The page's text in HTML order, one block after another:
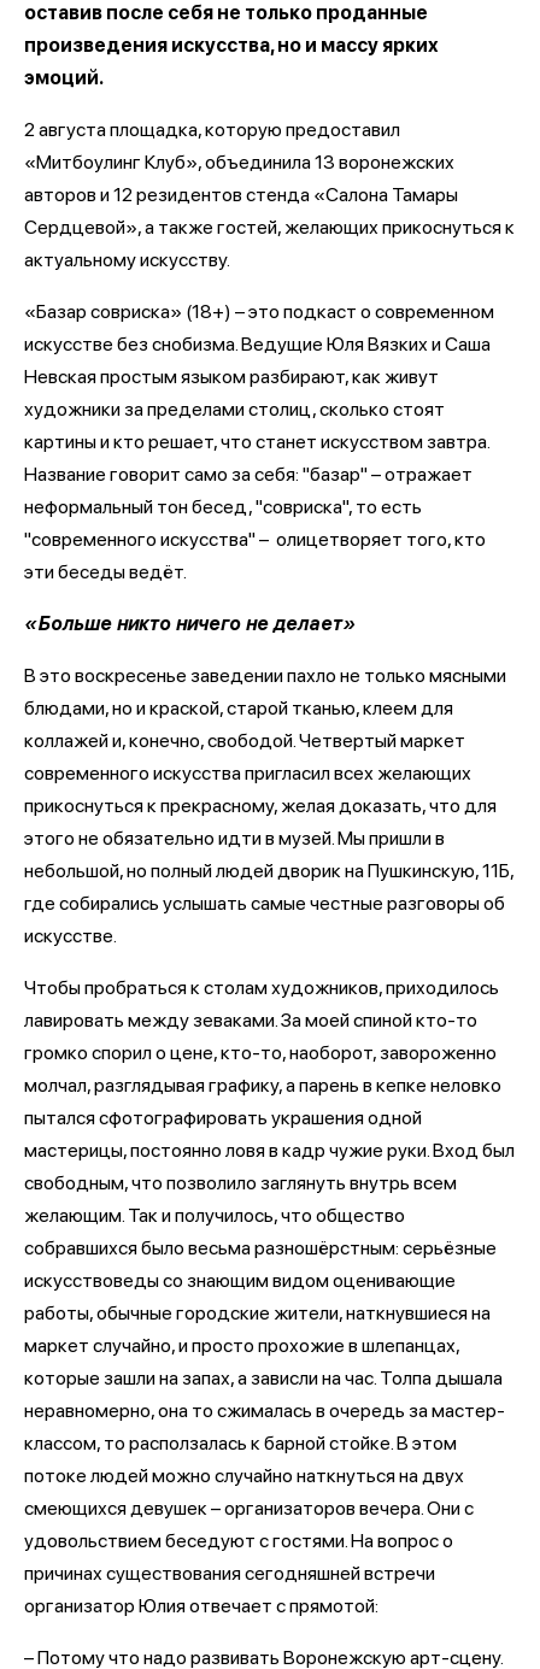
оставив после себя не только проданные
произведения искусства, но и массу ярких
эмоций.
2 августа площадка, которую предоставил
«Митбоулинг Клуб», объединила 13 воронежских
авторов и 12 резидентов стенда «Салона Тамары
Сердцевой», а также гостей, желающих прикоснуться к
актуальному искусству.
«Базар совриска» (18+) – это подкаст о современном
искусстве без снобизма. Ведущие Юля Вязких и Саша
Невская простым языком разбирают, как живут
художники за пределами столиц, сколько стоят
картины и кто решает, что станет искусством завтра.
Название говорит само за себя: "базар" – отражает
неформальный тон бесед, "совриска", то есть
"современного искусства" – олицетворяет того, кто
эти беседы ведёт.
«Больше никто ничего не делает»
В это воскресенье заведении пахло не только мясными
блюдами, но и краской, старой тканью, клеем для
коллажей и, конечно, свободой. Четвертый маркет
современного искусства пригласил всех желающих
прикоснуться к прекрасному, желая доказать, что для
этого не обязательно идти в музей. Мы пришли в
небольшой, но полный людей дворик на Пушкинскую, 11Б,
где собирались услышать самые честные разговоры об
искусстве.
Чтобы пробраться к столам художников, приходилось
лавировать между зеваками. За моей спиной кто-то
громко спорил о цене, кто-то, наоборот, завороженно
молчал, разглядывая графику, а парень в кепке неловко
пытался сфотографировать украшения одной
мастерицы, постоянно ловя в кадр чужие руки. Вход был
свободным, что позволило заглянуть внутрь всем
желающим. Так и получилось, что общество
собравшихся было весьма разношёрстным: серьёзные
искусствоведы со знающим видом оценивающие
работы, обычные городские жители, наткнувшиеся на
маркет случайно, и просто прохожие в шлепанцах,
которые зашли на запах, а зависли на час. Толпа дышала
неравномерно, она то сжималась в очередь за мастер-
классом, то расползалась к барной стойке. В этом
потоке людей можно случайно наткнуться на двух
смеющихся девушек – организаторов вечера. Они с
удовольствием беседуют с гостями. На вопрос о
причинах существования сегодняшней встречи
организатор Юлия отвечает с прямотой:
– Потому что надо развивать Воронежскую арт-сцену.